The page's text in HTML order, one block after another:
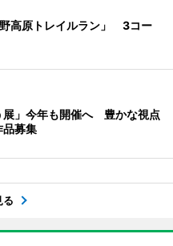
高原トレイルラン」 3コー
展」今年も開催へ 豊かな視点
品募集
る